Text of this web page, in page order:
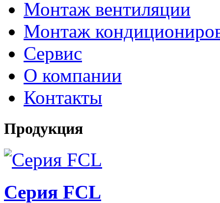
Монтаж вентиляции
Монтаж
Сервис
О компании
Контакты
Продукция
Серия FCL